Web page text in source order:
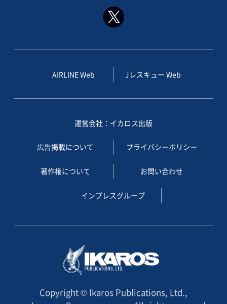
AIRLINE Web Jレスキュー Web
運営会社：イカロス出版
広告掲載について プライバシーポリシー
著作権について お問い合わせ
インプレスグループ
Copyright © Ikaros Publications, Ltd.,